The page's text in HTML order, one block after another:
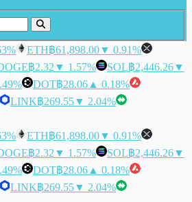
ETH฿61,898.00▼ 0.91%
฿2.32 ▼ 1.57% SOL฿2,446.26▼
DOT฿28.06 ▲ 0.18%
LINK฿269.55▼ 2.04%
ETH฿61,898.00▼ 0.91%
฿2.32 ▼ 1.57% SOL฿2,446.26▼
DOT฿28.06 ▲ 0.18%
LINK฿269.55▼ 2.04%